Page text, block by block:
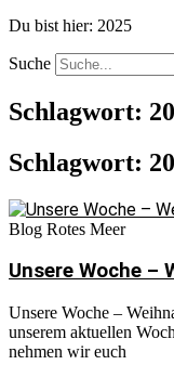
Du bist hier: 2025
Suche
Schlagwort:
Schlagwort:
Blog Rotes Meer
Unsere Woche –
Unsere Woche –
unserem aktuellen
nehmen wir euch